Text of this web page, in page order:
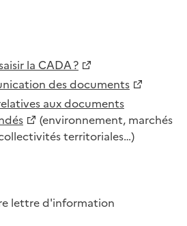
la CADA ?
des documents
aux documents
(environnement, marchés
territoriales…)
lettre d'information